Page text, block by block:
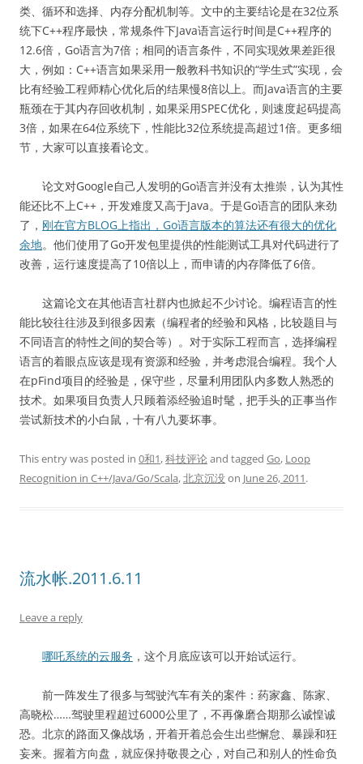
类、循环和选择、内存分配机制等。文中的主要结论是在32位系
统下C++程序最快，常规条件下Java语言运行时间是C++程序的
12.6倍，Go语言为7倍；相同的语言条件，不同实现效果差距很
大，例如：C++语言如果采用一般教科书知识的“学生式”实现，会
比有经验工程师精心优化后的结果慢8倍以上。而Java语言的主要
瓶颈在于其内存回收机制，如果采用SPEC优化，则速度起码提高
3倍，如果在64位系统下，性能比32位系统提高超过1倍。更多细
节，大家可以直接看论文。
论文对Google自己人发明的Go语言并没有太推崇，认为其性
能还比不上C++，开发难度又高于Java。于是Go语言的团队来劲
了， 刚在官方BLOG上指出，Go语言版本的算法还有很大的优化
余地。他们使用了Go开发包里提供的性能测试工具对代码进行了
改善，运行速度提高了10倍以上，而申请的内存降低了6倍。
这篇论文在其他语言社群内也掀起不少讨论。编程语言的性
能比较往往涉及到很多因素（编程者的经验和风格，比较题目与
不同语言的特性之间的契合等）。对于实际工程而言，选择编程
语言的着眼点应该是现有资源和经验，并考虑混合编程。我个人
在pFind项目的经验是，保守些，尽量利用团队内多数人熟悉的
技术。如果项目负责人只顾着添经验追时髦，把手头的正事当作
尝试新技术的小白鼠，十有八九要坏事。
This entry was posted in 0和1,科技评论and tagged Go, Loop
Recognition in C++/Java/Go/Scala,北京沉没on June 26, 2011.
流水帐.2011.6.11
Leave a reply
哪吒系统的云服务 ，这个月底应该可以开始试运行。
前一阵发生了很多与驾驶汽车有关的案件：药家鑫、陈家、
高晓松……驾驶里程超过6000公里了，不再像磨合期那么诚惶诚
恐。北京的路面又像战场，开着开着总会生出些懈怠、暴躁和狂
妄来。握着方向盘，就应保持敬畏之心，对自己和别人的性命负